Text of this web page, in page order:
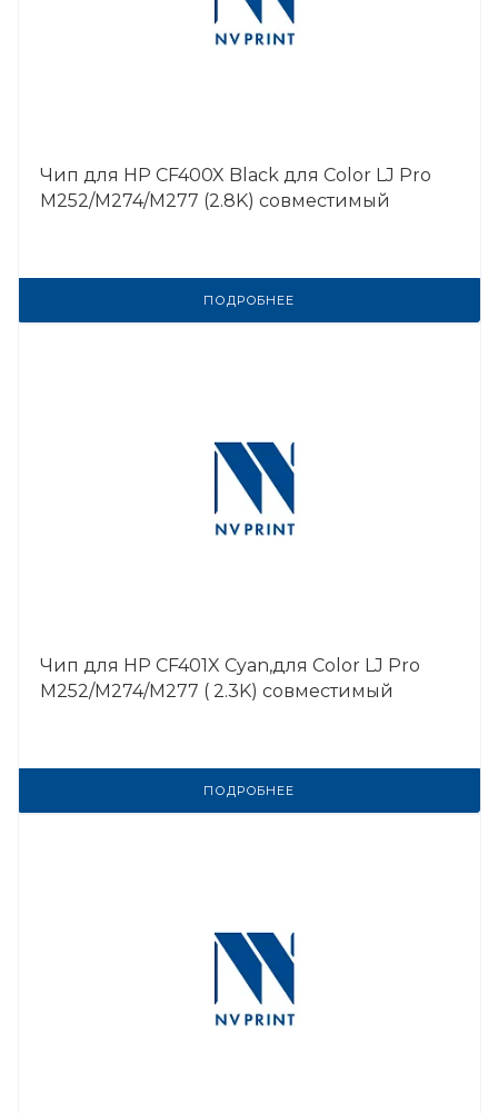
Чип для HP CF400X Black для Color LJ Pro
M252/M274/M277 (2.8K) совместимый
ПОДРОБНЕЕ
Чип для HP CF401X Cyan,для Color LJ Pro
M252/M274/M277 ( 2.3K) совместимый
ПОДРОБНЕЕ